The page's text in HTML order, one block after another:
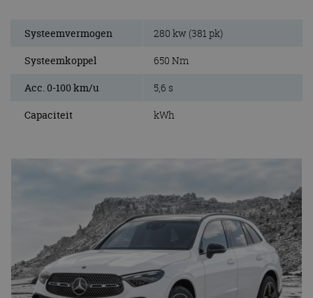
Systeemvermogen 280 kw (381 pk)
Systeemkoppel 650 Nm
Acc. 0-100 km/u 5,6 s
Capaciteit kWh